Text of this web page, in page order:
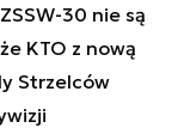
30 nie są
KTO z nową
Strzelców